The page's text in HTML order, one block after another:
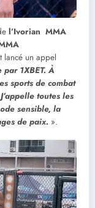
l’Ivorian MMA
lancé un appel
1XBET. À
sports de combat
toutes les
sensible, la
de paix. ».